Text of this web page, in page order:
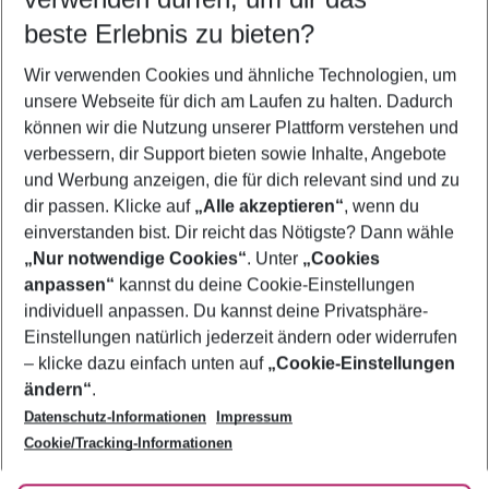
5-8 Nächte
2 Erwachsene Keine Kinder
Mehr Filter anzeigen
Footer
Footer navigation
Über uns
AGB
Bestpreisgarantie
Cookie-Einstellungen ändern
Cookie-Richtlinie
Agenturbetreuung
Barrierefreies Reisen
Folge uns
beste Erlebnis zu bieten?
Wir verwenden Cookies und ähnliche Technologien, um
unsere Webseite für dich am Laufen zu halten. Dadurch
können wir die Nutzung unserer Plattform verstehen und
verbessern, dir Support bieten sowie Inhalte, Angebote
und Werbung anzeigen, die für dich relevant sind und zu
dir passen. Klicke auf „Alle akzeptieren“, wenn du
einverstanden bist. Dir reicht das Nötigste? Dann wähle
„Nur notwendige Cookies“. Unter „Cookies
anpassen“ kannst du deine Cookie-Einstellungen
individuell anpassen. Du kannst deine Privatsphäre-
Einstellungen natürlich jederzeit ändern oder widerrufen
– klicke dazu einfach unten auf „Cookie-Einstellungen
ändern“.
Datenschutz-Informationen
Impressum
Cookie/Tracking-Informationen